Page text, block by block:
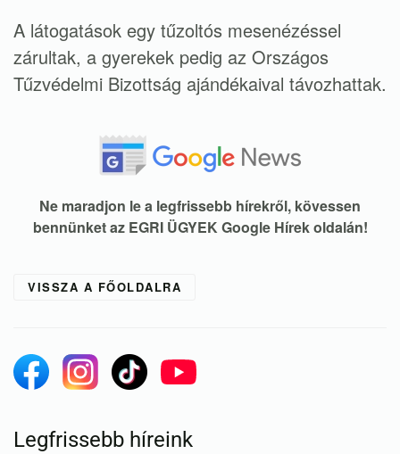
A látogatások egy tűzoltós mesenézéssel
zárultak, a gyerekek pedig az Országos
Tűzvédelmi Bizottság ajándékaival távozhattak.
Ne maradjon le a legfrissebb hírekről, kövessen
bennünket az EGRI ÜGYEK Google Hírek oldalán!
VISSZA A FŐOLDALRA
Legfrissebb híreink